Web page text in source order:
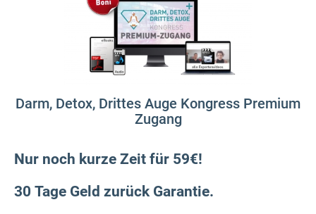
Darm, Detox, Drittes Auge Kongress Premium
Zugang
Nur noch kurze Zeit für 59€!
30 Tage Geld zurück Garantie.